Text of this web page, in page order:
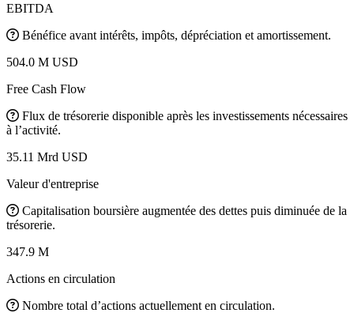
EBITDA
Bénéfice avant intérêts, impôts, dépréciation et amortissement.
504.0 M USD
Free Cash Flow
Flux de trésorerie disponible après les investissements nécessaires
à l’activité.
35.11 Mrd USD
Valeur d'entreprise
Capitalisation boursière augmentée des dettes puis diminuée de la
trésorerie.
347.9 M
Actions en circulation
Nombre total d’actions actuellement en circulation.